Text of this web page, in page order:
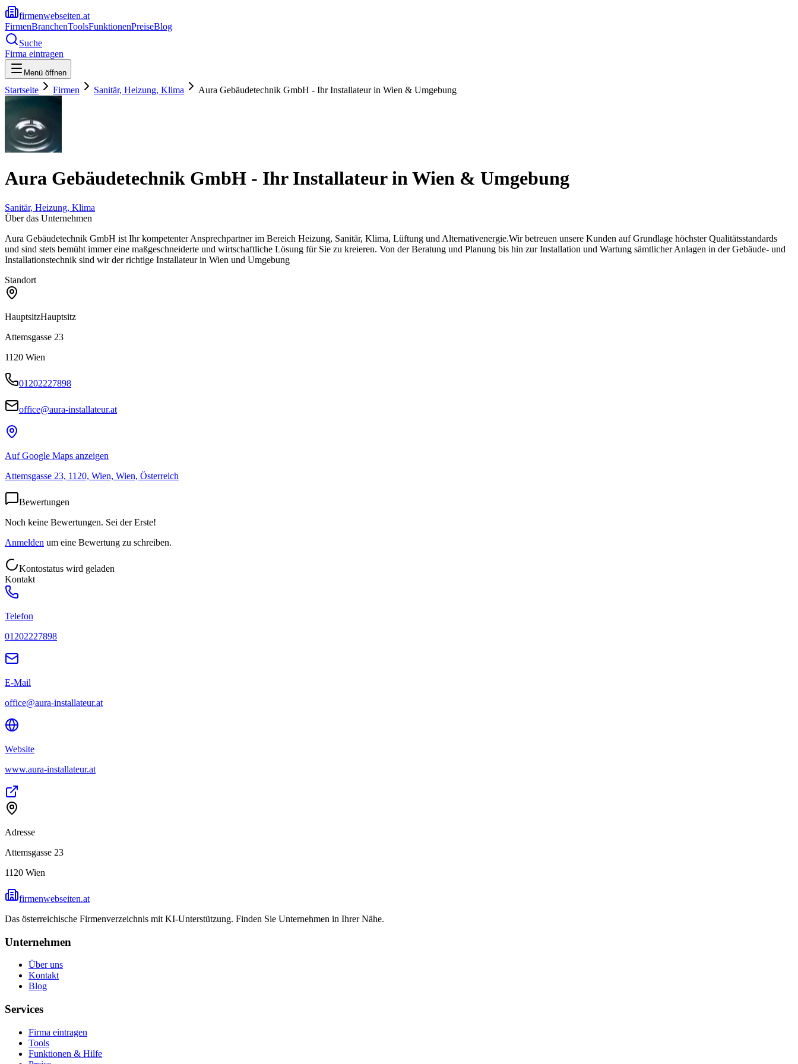
firmenwebseiten.at
FirmenBranchenToolsFunktionenPreiseBlog
Suche
Firma eintragen
Menü öffnen
Startseite Firmen Sanitär, Heizung, Klima Aura Gebäudetechnik GmbH - Ihr Installateur in Wien & Umgebung
Aura Gebäudetechnik GmbH - Ihr Installateur in Wien & Umgebung
Sanitär, Heizung, Klima
Über das Unternehmen
Aura Gebäudetechnik GmbH ist Ihr kompetenter Ansprechpartner im Bereich Heizung, Sanitär, Klima, Lüftung und Alternativenergie.Wir betreuen unsere Kunden auf Grundlage höchster Qualitätsstandards
und sind stets bemüht immer eine maßgeschneiderte und wirtschaftliche Lösung für Sie zu kreieren. Von der Beratung und Planung bis hin zur Installation und Wartung sämtlicher Anlagen in der Gebäude- und
Installationstechnik sind wir der richtige Installateur in Wien und Umgebung
Standort
HauptsitzHauptsitz
Attemsgasse 23
1120 Wien
01202227898
office@aura-installateur.at
Auf Google Maps anzeigen
Attemsgasse 23, 1120, Wien, Wien, Österreich
Bewertungen
Noch keine Bewertungen. Sei der Erste!
Anmelden um eine Bewertung zu schreiben.
Kontostatus wird geladen
Kontakt
Telefon
01202227898
E-Mail
office@aura-installateur.at
Website
www.aura-installateur.at
Adresse
Attemsgasse 23
1120 Wien
firmenwebseiten.at
Das österreichische Firmenverzeichnis mit KI-Unterstützung. Finden Sie Unternehmen in Ihrer Nähe.
Unternehmen
Über uns
Kontakt
Blog
Services
Firma eintragen
Tools
Funktionen & Hilfe